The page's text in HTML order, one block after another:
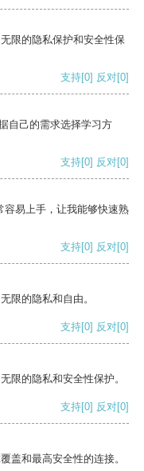
限的隐私保护和安全性保
支持[0] 反对[0]
自己的需求选择学习方
支持[0] 反对[0]
容易上手，让我能够快速熟
支持[0] 反对[0]
限的隐私和自由。
支持[0] 反对[0]
限的隐私和安全性保护。
支持[0] 反对[0]
盖和最高安全性的连接。